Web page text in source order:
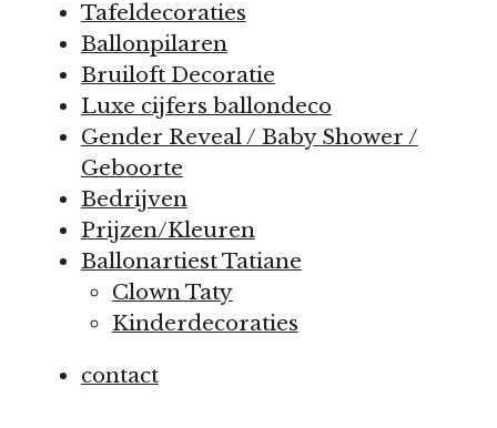
Tafeldecoraties
Ballonpilaren
Bruiloft Decoratie
Luxe cijfers ballondeco
Gender Reveal / Baby Shower /
Geboorte
Bedrijven
Prijzen/Kleuren
Ballonartiest Tatiane
Clown Taty
Kinderdecoraties
contact